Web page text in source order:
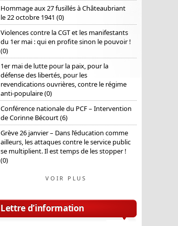
Hommage aux 27 fusillés à Châteaubriant
le 22 octobre 1941 (0)
Violences contre la CGT et les manifestants
du 1er mai : qui en profite sinon le pouvoir !
(0)
1er mai de lutte pour la paix, pour la
défense des libertés, pour les
revendications ouvrières, contre le régime
anti-populaire (0)
Conférence nationale du PCF – Intervention
de Corinne Bécourt (6)
Grève 26 janvier – Dans l’éducation comme
ailleurs, les attaques contre le service public
se multiplient. Il est temps de les stopper !
(0)
VOIR PLUS
Lettre d’information